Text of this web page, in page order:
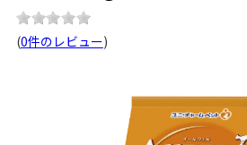
(0件のレビュー)